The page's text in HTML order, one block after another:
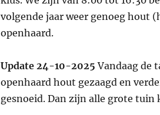
volgende jaar weer genoeg hout
openhaard.
Update 24-10-2025 Vandaag de
openhaard hout gezaagd en
gesnoeid. Dan zijn alle grote tuin